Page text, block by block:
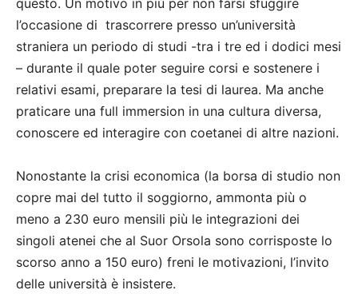
questo. Un motivo in più per non farsi sfuggire
l’occasione di trascorrere presso un’università
straniera un periodo di studi -tra i tre ed i dodici mesi
– durante il quale poter seguire corsi e sostenere i
relativi esami, preparare la tesi di laurea. Ma anche
praticare una full immersion in una cultura diversa,
conoscere ed interagire con coetanei di altre nazioni.
Nonostante la crisi economica (la borsa di studio non
copre mai del tutto il soggiorno, ammonta più o
meno a 230 euro mensili più le integrazioni dei
singoli atenei che al Suor Orsola sono corrisposte lo
scorso anno a 150 euro) freni le motivazioni, l’invito
delle università è insistere.